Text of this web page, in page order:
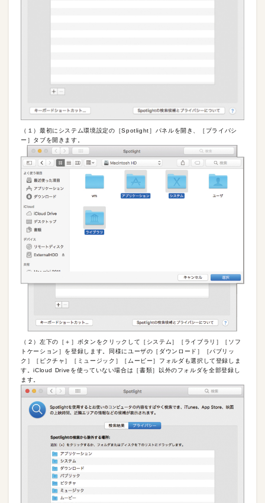
（１）最初にシステム環境設定の［Spotlight］パネルを開き、［プライバシ
ー］タブを開きます。
（２）左下の［＋］ボタンをクリックして［システム］［ライブラリ］［ソフ
トケーション］を登録します。同様にユーザの［ダウンロード］［パブリッ
ク］［ピクチャ］［ミュージック］［ムービー］フォルダも選択して登録しま
す。iCloud Driveを使っていない場合は［書類］以外のフォルダを全部登録し
ます。